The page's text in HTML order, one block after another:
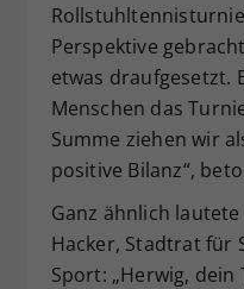
Perspektive
etwas draufgesetzt.
Menschen das
Summe ziehen wir
positive Bilanz“,
Ganz ähnlich
Hacker, Stadtrat für
Sport: „Herwig,